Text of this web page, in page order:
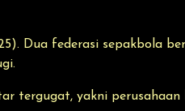
Dua federasi sepakbola
tergugat, yakni perusahaan